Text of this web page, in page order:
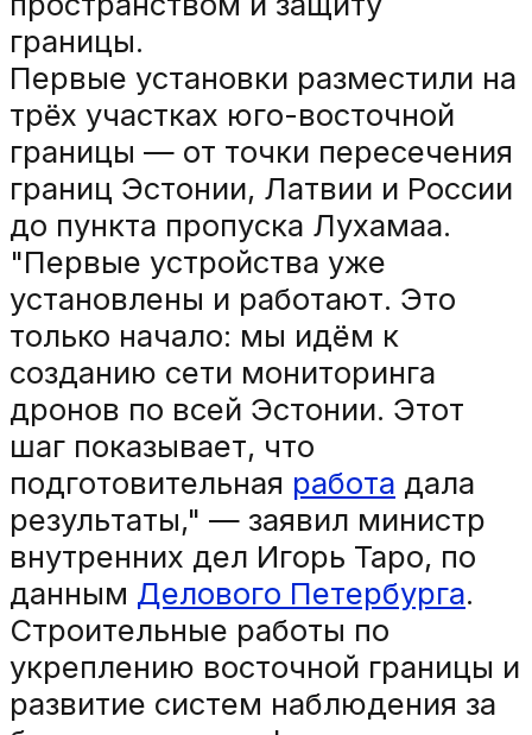
границы.
Первые установки разместили на
трёх участках юго-восточной
границы — от точки пересечения
границ Эстонии, Латвии и России
до пункта пропуска Лухамаа.
"Первые устройства уже
установлены и работают. Это
только начало: мы идём к
созданию сети мониторинга
дронов по всей Эстонии. Этот
шаг показывает, что
подготовительная работа дала
результаты," — заявил министр
внутренних дел Игорь Таро, по
данным Делового Петербурга.
Строительные работы по
укреплению восточной границы и
развитие систем наблюдения за